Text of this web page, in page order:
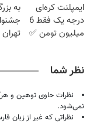
میلیون تومان!!!
ایمپلنت کره‌ای
درجه یک فقط 6
میلیون تومن ✅
به
نظر شما
نظرات حاوی توهین و
نمی‌شود.
نظراتی که غیر از زبان